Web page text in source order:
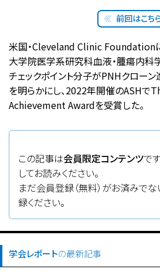
前回はこち
米国・Cleveland Clinic Foundation
大学院医学系研究科血液・腫瘍内科
チェックポイント分子がPNHクロー
を明らかにし、2022年開催のASH
Achievement Awardを受賞した。
この記事は会員限定コンテンツで
してお読みください。
まだ会員登録（無料）がお済みで
録ください。
学会レポートの最新記事